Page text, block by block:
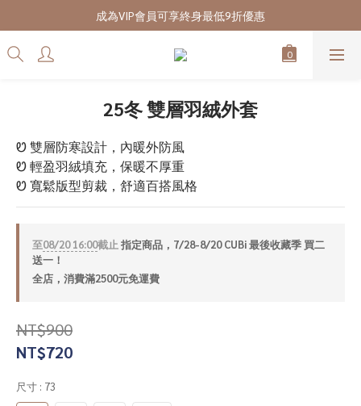
7/28-8/20 CUBi 收藏季全館買二送一
成為VIP會員可享終身最低9折優惠
7/28-8/20 CUBi 收藏季全館買二送一
25冬 雙層羽絨外套
Ꮼ 雙層防寒設計，內暖外防風
Ꮼ 輕盈羽絨填充，保暖不厚重
Ꮼ 寬鬆版型剪裁，舒適百搭風格
至08/20 16:00截止 指定商品，7/28-8/20 CUBi 最後收藏季 買二
送一！
全店，消費滿2500元免運費
NT$900
NT$720
尺寸 : 73